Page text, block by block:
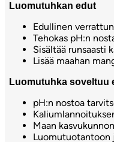
Luomutuhkan edut
Edullinen
Tehokas pH:n
Sisältää runsaasti
Lisää maahan
Luomutuhka soveltuu
pH:n nostoa
Maan
Luomutuotantoon